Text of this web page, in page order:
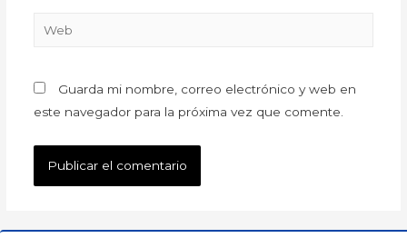
Guarda mi nombre, correo electrónico y web en
este navegador para la próxima vez que comente.